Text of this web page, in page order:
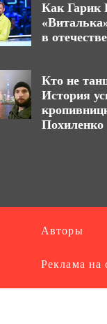
Как Гарик
в
Кто не
История
Похиленко
Авторы
Реклама на